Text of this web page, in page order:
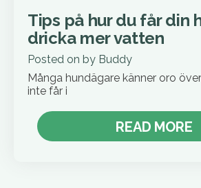
Tips på hur du får din
dricka mer vatten
Posted on by Buddy
Många hundägare känner oro
inte får i
READ MORE